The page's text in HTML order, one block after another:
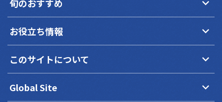
旬のおすすめ keyboard_arrow_down
お役立ち情報 keyboard_arrow_down
このサイトについて keyboard_arrow_down
Global Site keyboard_arrow_down